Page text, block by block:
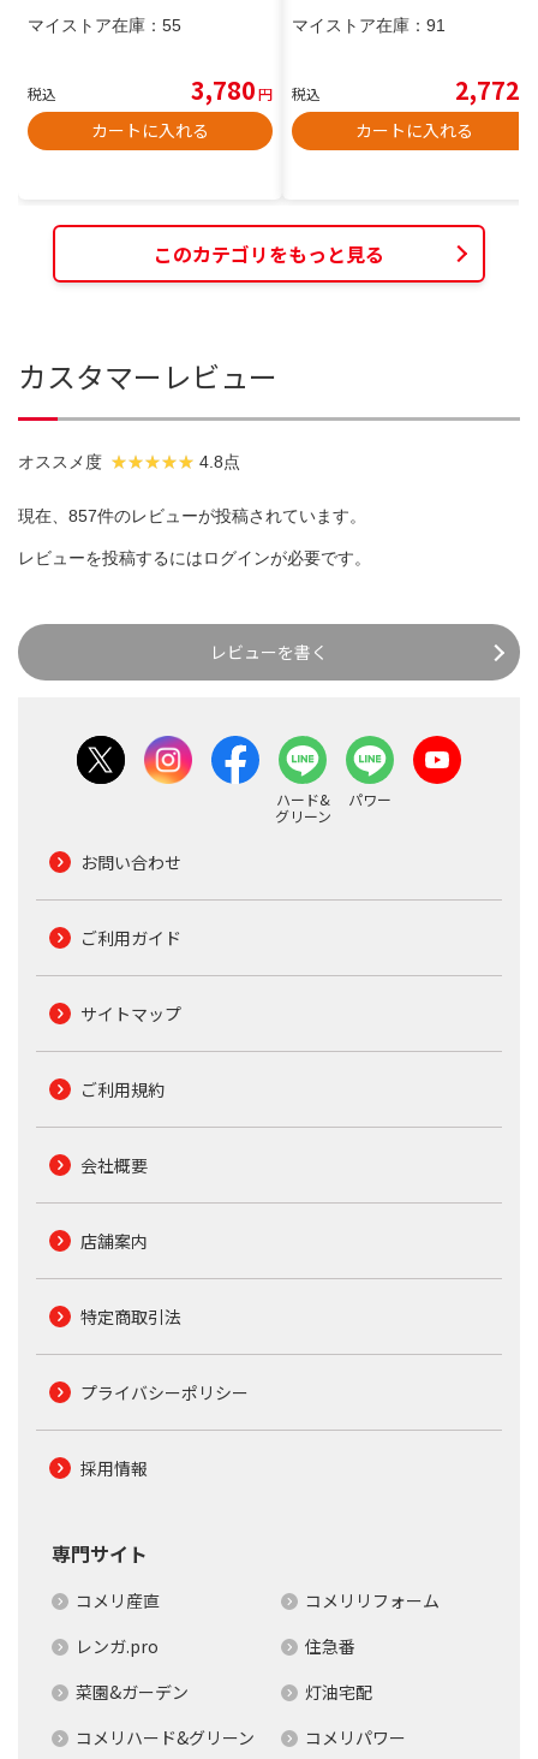
マイストア在庫： 55
税込 3,780円
カートに入れる
マイストア在庫： 91
税込 2,772
カートに入れる
このカテゴリをもっと見る
カスタマーレビュー
オススメ度 4.8点
現在、857件のレビューが投稿されています。
レビューを投稿するにはログインが必要です。
レビューを書く
ハード&
グリーン
パワー
お問い合わせ
ご利用ガイド
サイトマップ
ご利用規約
会社概要
店舗案内
特定商取引法
プライバシーポリシー
採用情報
専門サイト
コメリ産直
コメリリフォーム
レンガ.pro
住急番
菜園&ガーデン
灯油宅配
コメリハード&グリーン
コメリパワー